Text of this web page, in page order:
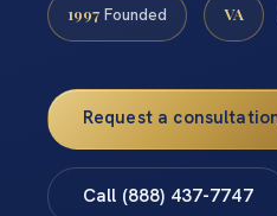
1997 Founded VA
Request a
Call (888) 437-7747